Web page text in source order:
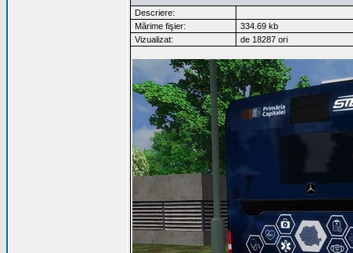
Descriere:
Mărime fişier:
334.69 kb
Vizualizat:
de 18287 ori